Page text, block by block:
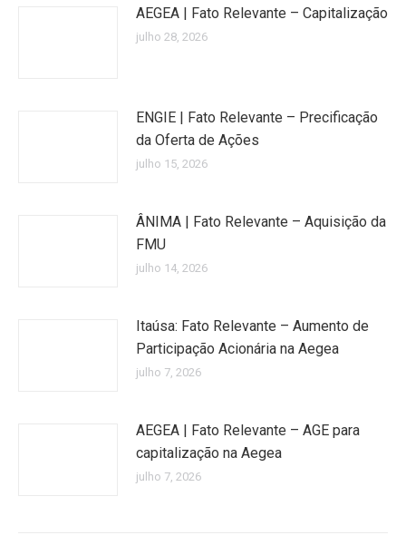
AEGEA | Fato Relevante – Capitalização
julho 28, 2026
ENGIE | Fato Relevante – Precificação
da Oferta de Ações
julho 15, 2026
ÂNIMA | Fato Relevante – Aquisição da
FMU
julho 14, 2026
Itaúsa: Fato Relevante – Aumento de
Participação Acionária na Aegea
julho 7, 2026
AEGEA | Fato Relevante – AGE para
capitalização na Aegea
julho 7, 2026